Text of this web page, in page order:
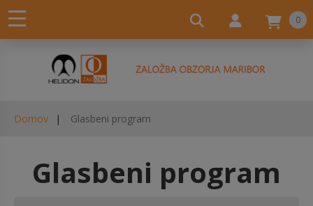
0
Domov Glasbeni program
Glasbeni program